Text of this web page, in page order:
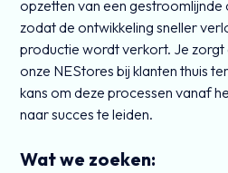
opzetten van een
zodat de ontwikkeling sneller
productie wordt verkort. Je zorgt
onze NEStores bij klanten thuis
kans om deze processen vanaf
naar succes te leiden.
Wat we zoeken: